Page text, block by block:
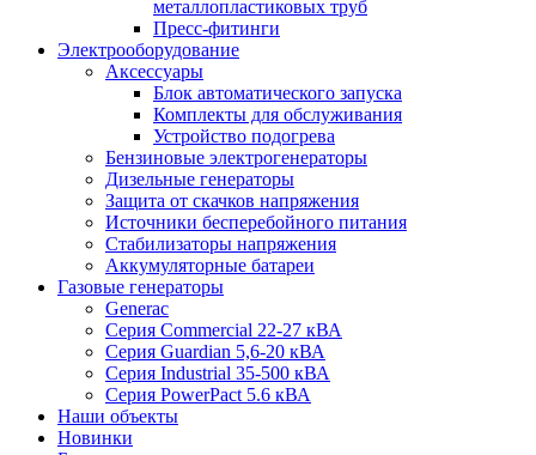
металлопластиковых труб
Пресс-фитинги
Электрооборудование
Аксессуары
Блок автоматического запуска
Комплекты для обслуживания
Устройство подогрева
Бензиновые электрогенераторы
Дизельные генераторы
Защита от скачков напряжения
Источники бесперебойного питания
Стабилизаторы напряжения
Аккумуляторные батареи
Газовые генераторы
Generac
Серия Commercial 22-27 кВА
Серия Guardian 5,6-20 кВА
Серия Industrial 35-500 кВА
Серия PowerPact 5.6 кВА
Наши объекты
Новинки